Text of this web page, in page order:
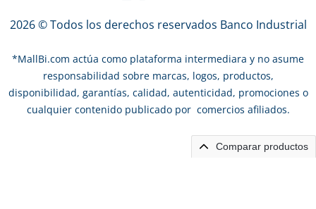
2026 © Todos los derechos reservados Banco Industrial
*MallBi.com actúa como plataforma intermediara y no asume
responsabilidad sobre marcas, logos, productos,
disponibilidad, garantías, calidad, autenticidad, promociones o
cualquier contenido publicado por comercios afiliados.
Comparar productos